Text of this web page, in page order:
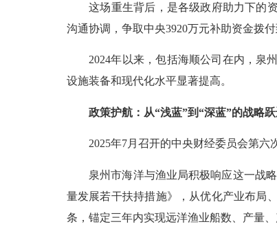
这场重生背后，是各级政府助力下的资
沟通协调，争取中央3920万元补助资金拨
2024年以来，包括海顺公司在内，泉州
设施装备和现代化水平显著提高。
政策护航：从“浅蓝”到“深蓝”的战略
2025年7月召开的中央财经委员会第六
泉州市海洋与渔业局积极响应这一战略
量发展若干扶持措施》，从优化产业布局
条，锚定三年内实现远洋渔业船数、产量